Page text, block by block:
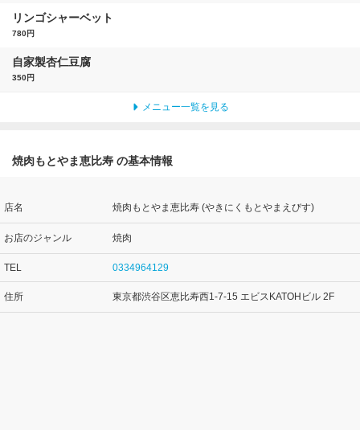
リンゴシャーベット
780円
自家製杏仁豆腐
350円
メニュー一覧を見る
焼肉もとやま恵比寿 の基本情報
店名 焼肉もとやま恵比寿 (やきにくもとやまえびす)
お店のジャンル 焼肉
TEL 0334964129
住所 東京都渋谷区恵比寿西1-7-15 エビスKATOHビル 2F